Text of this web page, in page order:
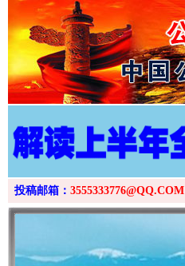
投稿邮箱： 3555333776@QQ.COM
这是一记警钟！